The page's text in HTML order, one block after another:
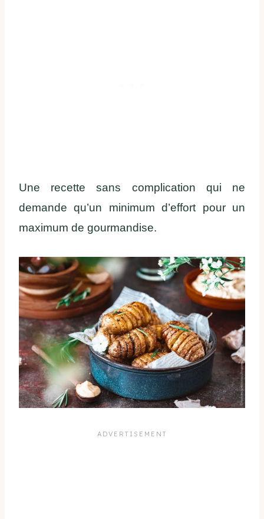
Une recette sans complication qui ne
demande qu’un minimum d’effort pour un
maximum de gourmandise.